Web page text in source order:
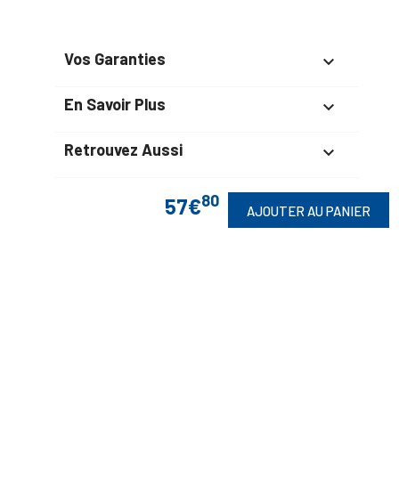
57€80
AJOUTER AU PANIER
Vos Garanties 
En Savoir Plus 
Retrouvez Aussi 